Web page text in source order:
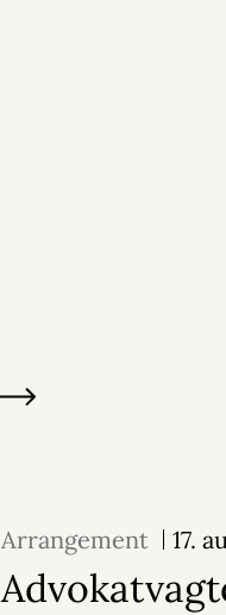
Arrangement 17.